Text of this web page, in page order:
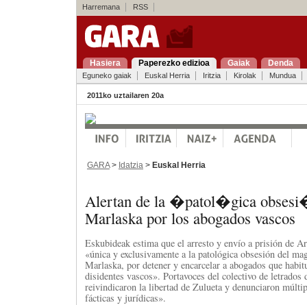
Harremana RSS
Hasiera Paperezko edizioa Gaiak Denda
Eguneko gaiak Euskal Herria Iritzia Kirolak Mundua
2011ko uztailaren 20a
GARA> Idatzia > Euskal Herria
Alertan de la �patol�gica
Marlaska por los abogados vascos
Eskubideak estima que el arresto y envío a prisión de
«única y exclusivamente a la patológica obsesión del
Marlaska, por detener y encarcelar a abogados que
disidentes vascos». Portavoces del colectivo de letrados
reivindicaron la libertad de Zulueta y denunciaron
fácticas y jurídicas».